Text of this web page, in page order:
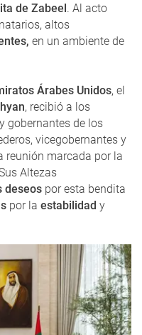
de Zabeel. Al acto
altos
en un ambiente de
Árabes Unidos, el
, recibió a los
y gobernantes de los
vicegobernantes y
reunión marcada por la
Altezas
deseos por esta bendita
por la estabilidad y